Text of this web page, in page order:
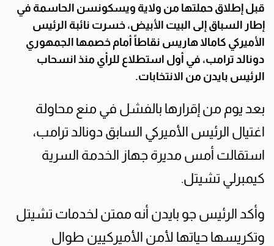
قبل إطلاق حملتها من ولاية ويسكونسن الحاسمة في
إطار السباق إلى البيت الأبيض، خسرت نائبة الرئيس
الأميركي كامالا هاريس نقاطاً أمام خصمها الجمهوري
دونالد ترامب، في أول استطلاع للرأي منذ انسحاب
الرئيس بايدن من الانتخابات.
بعد يوم من إقرارها بالفشل في منع محاولة
اغتيال الرئيس الأميركي السابق دونالد ترامب،
استقالت أمس مديرة جهاز الخدمة السرية
كيمبرلي تشيتل.
وأكد الرئيس جو بايدن أنه ممتن لخدمات تشيتل
وتكريسها حياتها لأمن الأميركيين طوال